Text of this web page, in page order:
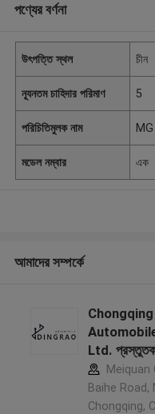
পণ্যের বর্ণনা
উৎপত্তি স্থল চীন
ন্যূনতম চাহিদার পরিমাণ 5
পরিচিতিমুলক নাম MG
মডেল নম্বার এক
আমাদের সম্পর্কে
Ltd.
Meiquan
Baihe
Chongqing,